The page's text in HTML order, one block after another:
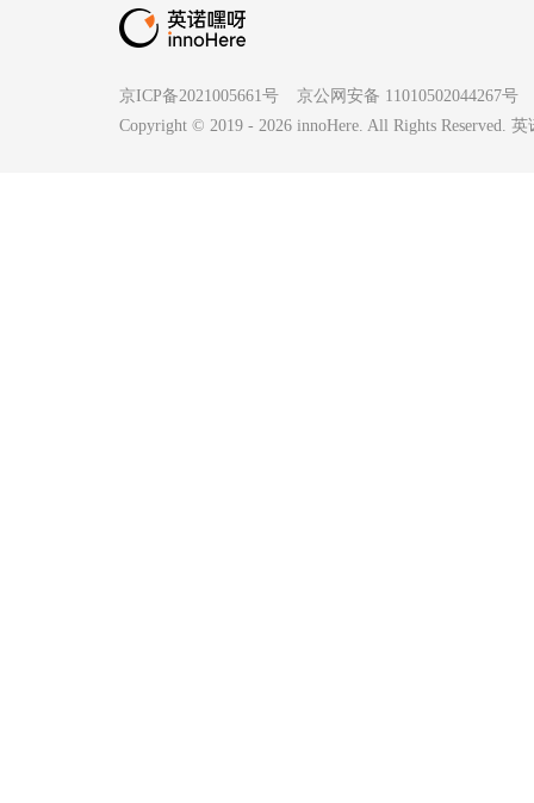
京ICP备2021005661号
京公网安备 11010502044267号
Copyright © 2019 - 2026 innoHere. All Rights Reserved.